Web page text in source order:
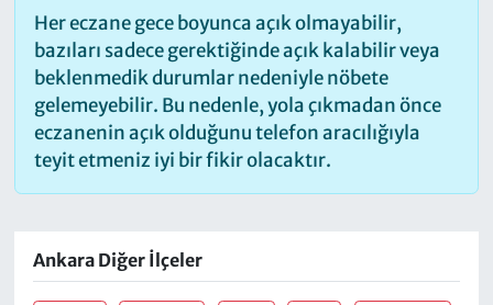
Her eczane gece boyunca açık olmayabilir,
bazıları sadece gerektiğinde açık kalabilir veya
beklenmedik durumlar nedeniyle nöbete
gelemeyebilir. Bu nedenle, yola çıkmadan önce
eczanenin açık olduğunu telefon aracılığıyla
teyit etmeniz iyi bir fikir olacaktır.
Ankara Diğer İlçeler